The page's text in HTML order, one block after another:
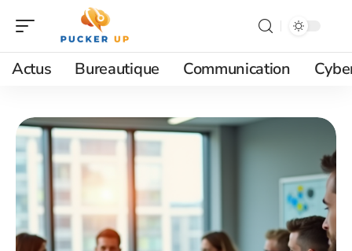
Actus Bureautique Communication